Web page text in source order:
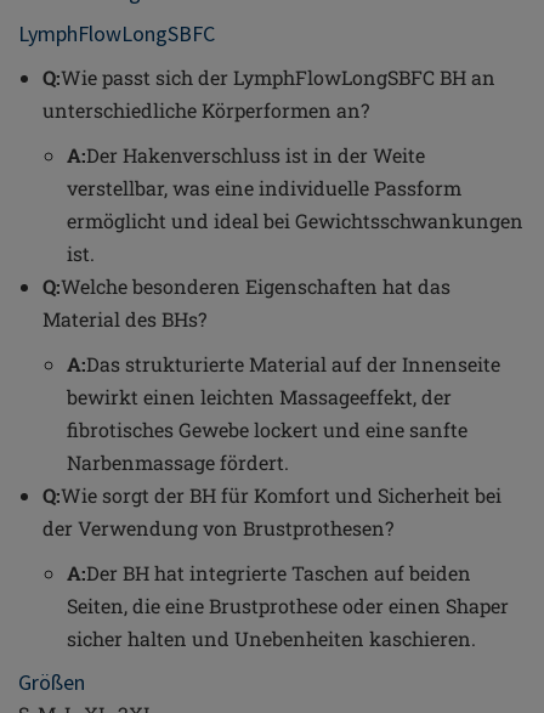
LymphFlowLongSBFC
Q:Wie passt sich der LymphFlowLongSBFC BH an
unterschiedliche Körperformen an?
A:Der Hakenverschluss ist in der Weite
verstellbar, was eine individuelle Passform
ermöglicht und ideal bei Gewichtsschwankungen
ist.
Q:Welche besonderen Eigenschaften hat das
Material des BHs?
A:Das strukturierte Material auf der Innenseite
bewirkt einen leichten Massageeffekt, der
fibrotisches Gewebe lockert und eine sanfte
Narbenmassage fördert.
Q:Wie sorgt der BH für Komfort und Sicherheit bei
der Verwendung von Brustprothesen?
A:Der BH hat integrierte Taschen auf beiden
Seiten, die eine Brustprothese oder einen Shaper
sicher halten und Unebenheiten kaschieren.
Größen